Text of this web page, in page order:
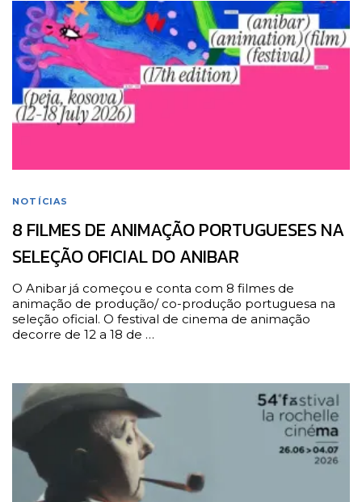
NOTÍCIAS
8 FILMES DE ANIMAÇÃO PORTUGUESES NA
SELEÇÃO OFICIAL DO ANIBAR
O Anibar já começou e conta com 8 filmes de
animação de produção/ co-produção portuguesa na
seleção oficial. O festival de cinema de animação
decorre de 12 a 18 de …